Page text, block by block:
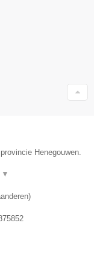
Henegouwen.
▼
)